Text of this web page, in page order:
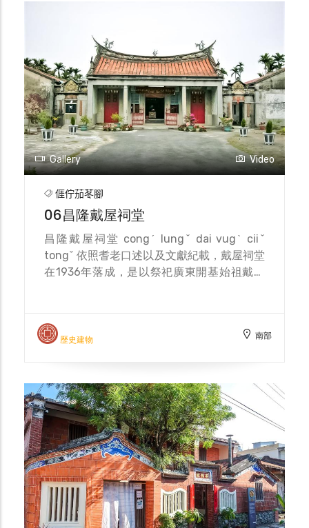
市開業，他曾經與六堆大老共同發起重建忠義
亭，1945年留日歸國之青年劉紹興、戴阿麟
發起祖織「六堆愛國聯誼會」，林醫師率先站
起來支持，並推介六堆籍醫師一起出錢出力贊
助。 佳冬盛傳林家醫生輩出與18世林有琚祖
妣、20世林任坤祖妣遷葬於「水流東鯉魚
型」靈穴有關，無論是先天的風水寶地，或者
是後天的努力，佳冬林家因擔任醫生人數多而
贏得「杏林世家」的美譽。而2016年林家發
起興建廳下，於2018年落成。
Gallery Video
𠊎佇茄苳腳
06昌隆戴屋祠堂
昌隆戴屋祠堂 congˊ lungˇ dai vugˋ ciiˇ
tongˇ 依照耆老口述以及文獻紀載，戴屋祠堂
在1936年落成，是以祭祀廣東開基始祖戴玉
約莫乾隆年間渡海來台拓墾此地落地生耕。戴
屋祠堂採取二進式方式建築，內部的一塊祝賀
在日治時期的社會網絡與成就。 日本政府於
大正初期大規模招攬資本家與各地移民，在林
邊溪上游新生地籌開蔗園與拓墾荒地。新竹橫
山華元公派下第十七世祖戴洪廣公於1919年
南下，先後至旗山與新埤，遇到同為北客的湖
口戴拾和派下宗親戴阿冉。而戴洪廣公則吆喝
新竹橫山的族人一同南下，在沙崙河流域的南
州落腳，也就是現今的南州大埔社區；而來自
湖口地區的戴拾和派下族人則在新埤沙崙河的
歷史建物 南部